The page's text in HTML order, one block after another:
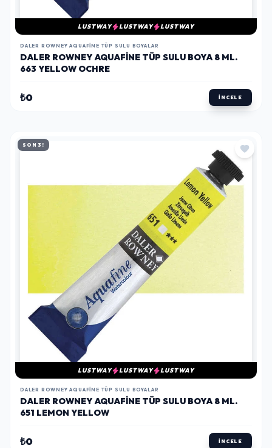
LUSTWAY LUSTWAY LUSTWAY
DALER ROWNEY AQUAFINE TÜP SULU BOYALAR
DALER ROWNEY AQUAFINE TÜP SULU BOYA 8 ML.
663 YELLOW OCHRE
₺0 İNCELE
SON 3!
LUSTWAY LUSTWAY LUSTWAY
DALER ROWNEY AQUAFINE TÜP SULU BOYALAR
DALER ROWNEY AQUAFINE TÜP SULU BOYA 8 ML.
651 LEMON YELLOW
₺0 İNCELE